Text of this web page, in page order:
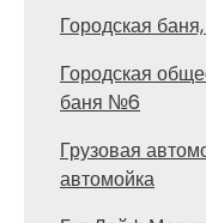
Городская
Городская
баня №6
Грузовая
автомойка